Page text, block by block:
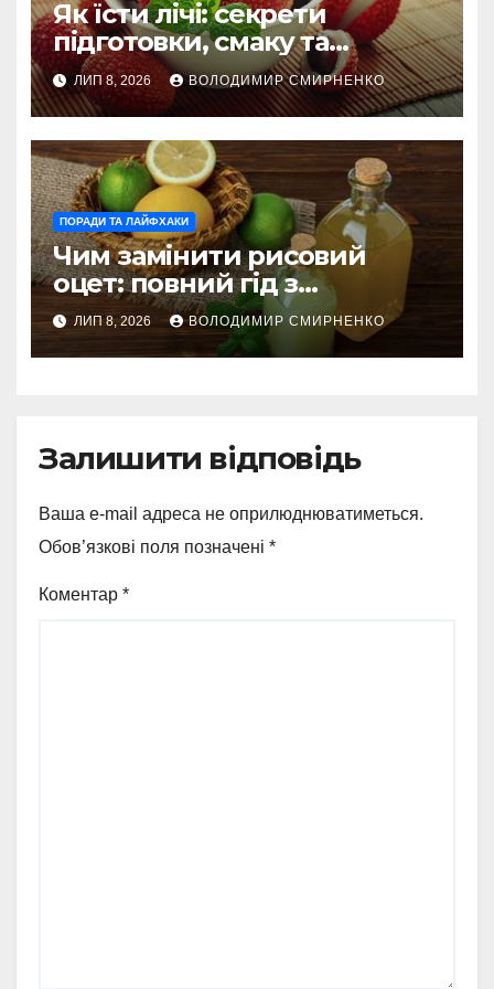
Як їсти лічі: секрети
підготовки, смаку та
корисного вживання
ЛИП 8, 2026 ВОЛОДИМИР СМИРНЕНКО
ПОРАДИ ТА ЛАЙФХАКИ
Чим замінити рисовий
оцет: повний гід з
альтернативами
ЛИП 8, 2026 ВОЛОДИМИР СМИРНЕНКО
Залишити відповідь
Ваша e-mail адреса не оприлюднюватиметься.
Обов’язкові поля позначені *
Коментар *